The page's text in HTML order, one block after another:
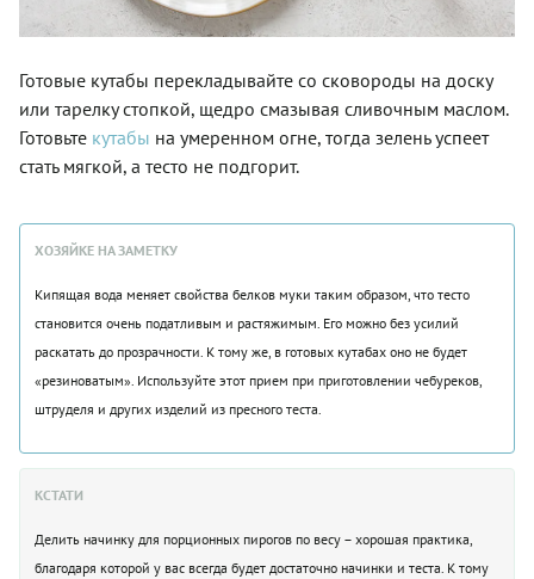
Готовые кутабы перекладывайте со сковороды на доску
или тарелку стопкой, щедро смазывая сливочным маслом.
Готовьте кутабы на умеренном огне, тогда зелень успеет
стать мягкой, а тесто не подгорит.
ХОЗЯЙКЕ НА ЗАМЕТКУ
Кипящая вода меняет свойства белков муки таким образом, что тесто
становится очень податливым и растяжимым. Его можно без усилий
раскатать до прозрачности. К тому же, в готовых кутабах оно не будет
«резиноватым». Используйте этот прием при приготовлении чебуреков,
штруделя и других изделий из пресного теста.
КСТАТИ
Делить начинку для порционных пирогов по весу – хорошая практика,
благодаря которой у вас всегда будет достаточно начинки и теста. К тому